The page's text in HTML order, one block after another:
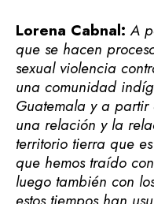
Lorena Cabnal:A
que se hacen
sexual violencia
una comunidad
Guatemala y a
una relación y la
territorio tierra que
que hemos traído
luego también con